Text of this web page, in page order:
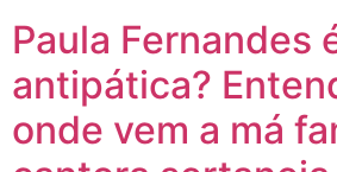
Paula Fernandes
antipática?
onde vem a má